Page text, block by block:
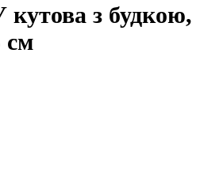
з будкою,
см